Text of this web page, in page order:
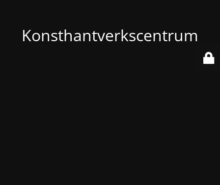
Konsthantverkscentrum